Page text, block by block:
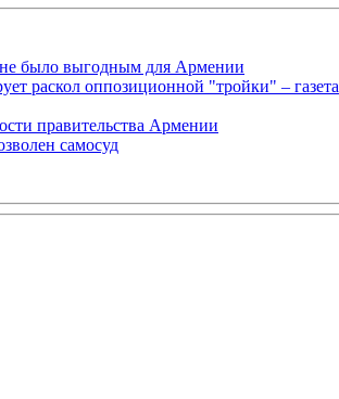
было выгодным для Армении
раскол оппозиционной "тройки" – газета
правительства Армении
самосуд